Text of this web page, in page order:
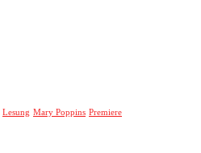
Lesung Mary Poppins Premiere